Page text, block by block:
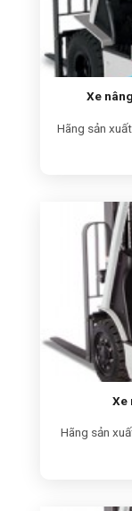
Xe
Hãng sản
Xe
Hãng sản